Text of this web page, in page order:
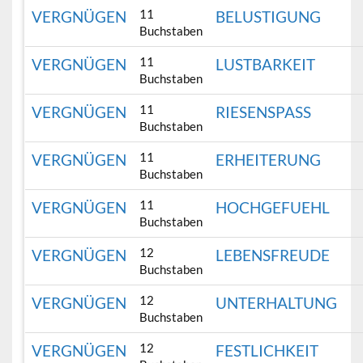
VERGNÜGEN
11
Buchstaben
BELUSTIGUNG
VERGNÜGEN
11
Buchstaben
LUSTBARKEIT
VERGNÜGEN
11
Buchstaben
RIESENSPASS
VERGNÜGEN
11
Buchstaben
ERHEITERUNG
VERGNÜGEN
11
Buchstaben
HOCHGEFUEHL
VERGNÜGEN
12
Buchstaben
LEBENSFREUDE
VERGNÜGEN
12
Buchstaben
UNTERHALTUNG
VERGNÜGEN
12
FESTLICHKEIT